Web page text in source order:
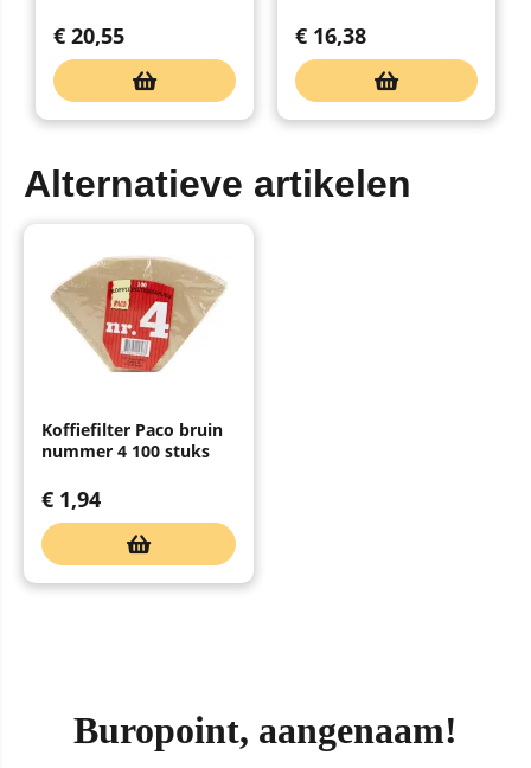
€ 20,55 € 16,38
Alternatieve artikelen
Koffiefilter Paco bruin
nummer 4 100 stuks
€ 1,94
Buropoint, aangenaam!